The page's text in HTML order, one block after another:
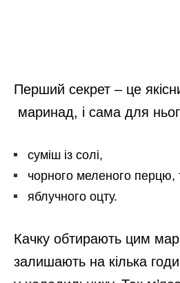
Перший секрет – це
маринад, і сама для
суміш із солі,
чорного меленого перцю,
яблучного оцту.
Качку обтирають цим
залишають на кілька